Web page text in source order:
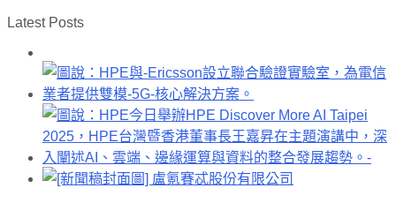
Latest Posts